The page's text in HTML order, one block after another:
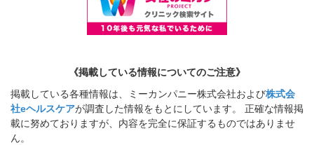
《掲載している情報についてのご注意》
掲載している各種情報は、ミーカンパニー株式会社および株式会
社eヘルスケアが調査した情報をもとにしています。 正確な情報掲
載に努めておりますが、内容を完全に保証するものではありませ
ん。